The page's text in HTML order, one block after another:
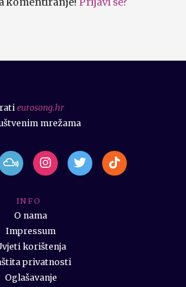
I N F O
O nama
Impressum
korištenja
privatnosti
Oglašavanje
eurosong.hr
mrežama